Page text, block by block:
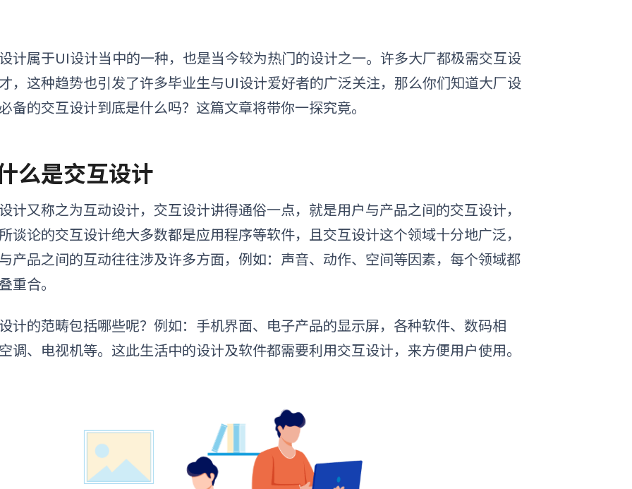
计属于UI设计当中的一种，也是当今较为热门的设计之一。许多大厂都极需交互设
，这种趋势也引发了许多毕业生与UI设计爱好者的广泛关注，那么你们知道大厂设
备的交互设计到底是什么吗？这篇文章将带你一探究竟。
么是交互设计
计又称之为互动设计，交互设计讲得通俗一点，就是用户与产品之间的交互设计，
谈论的交互设计绝大多数都是应用程序等软件，且交互设计这个领域十分地广泛，
产品之间的互动往往涉及许多方面，例如：声音、动作、空间等因素，每个领域都
重合。
计的范畴包括哪些呢？例如：手机界面、电子产品的显示屏，各种软件、数码相
调、电视机等。这此生活中的设计及软件都需要利用交互设计，来方便用户使用。